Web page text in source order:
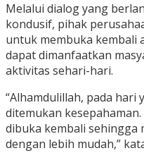
Melalui dialog yang
kondusif, pihak
untuk membuka kembali
dapat dimanfaatkan
aktivitas sehari-hari.
“Alhamdulillah, pada
ditemukan
dibuka kembali sehingga
dengan lebih mudah,”